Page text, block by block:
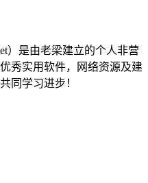
）是由老梁建立的个人非营
秀实用软件，网络资源及建
同学习进步！